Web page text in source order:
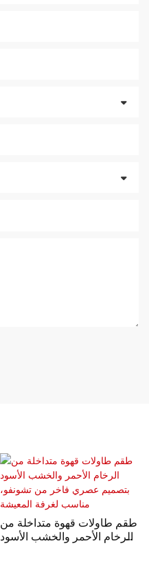
طقم طاولات قهوة متداخلة من
الرخام الأحمر والخشب الأسود